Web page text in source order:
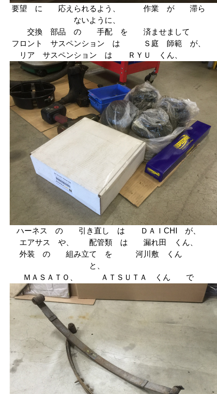
要望 に 応えられるよう、 作業 が 滞ら
ないように、
交換 部品 の 手配 を 済ませまして
フロント サスペンション は Ｓ庭 師範 が、
リア サスペンション は ＲＹＵ くん、
ハーネス の 引き直し は ＤＡＩCHI が、
エアサス や、 配管類 は 漏れ田 くん、
外装 の 組み立て を 河川敷 くん
と、
ＭＡＳＡＴＯ、 ＡＴＳＵＴＡ くん で